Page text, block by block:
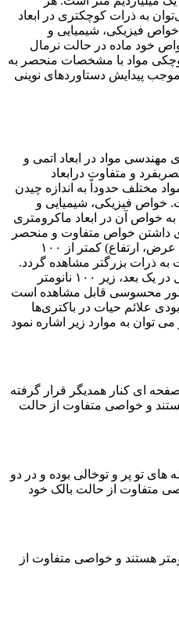
به ذرات کوچکتری در ابعاد
خواص فیزیکی، شیمیایی و
خود ماده در حالت نرمال
مواد با مشخصات منحصر به
پیدایش دستاوردهای نوینی
مهندسی مواد در ابعاد اتمی و
و متفاوت درابعاد
مختلف حدوداً به اندازه چیدن
است. خواص فیزیکی، شیمیایی و
به خواص آن در ابعاد ماکرومتری
داشتن خواص متفاوت و منحصر
بفرد باید حداقل در یک بعد (طول، عرض، ارتفاع) کمتر از ۱۰۰
به ذرات بزرگتر مشاهده گردد.
مثلاً مواد نانو آنتی باکتریال، حداقل در یک بعد، زیر ۱۰۰ نانومتر
طور محسوسی قابل مشاهده است
علائم حیات در باکتری‌ها
توان به موارد زیر اشاره نمود
ای کنار همدیگر قرار گرفته
زیر ۱۰۰ نانومتر هستند و خواصی متفاوت از حالت
های تو پر و توخالی بوده و در دو
و خواصی متفاوت از حالت بالک خود
: در سه بعد زیر ۱۰۰ نانومتر هستند و خواصی متفاوت از